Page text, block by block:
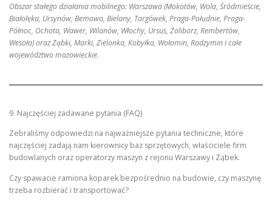
Obszar stałego działania mobilnego: Warszawa (Mokotów, Wola, Śródmieście,
Białołęka, Ursynów, Bemowo, Bielany, Targówek, Praga-Południe, Praga-
Północ, Ochota, Wawer, Wilanów, Włochy, Ursus, Żoliborz, Rembertów,
Wesoła) oraz Ząbki, Marki, Zielonka, Kobyłka, Wołomin, Radzymin i całe
województwo mazowieckie.
9. Najczęściej zadawane pytania (FAQ)
Zebraliśmy odpowiedzi na najważniejsze pytania techniczne, które
najczęściej zadają nam kierownicy baz sprzętowych, właściciele firm
budowlanych oraz operatorzy maszyn z rejonu Warszawy i Ząbek.
Czy spawacie ramiona koparek bezpośrednio na budowie, czy maszynę
trzeba rozbierać i transportować?